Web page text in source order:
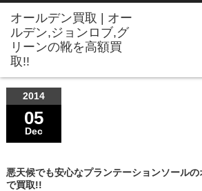
2014
05
Dec
悪天候でも安心なプランテーションソール
で買取!!